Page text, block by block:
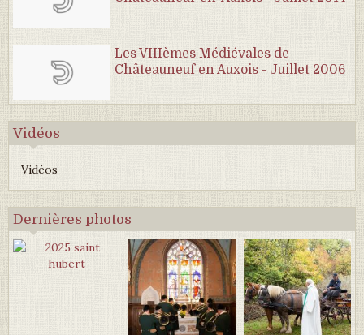
Les VIIIèmes Médiévales de
Châteauneuf en Auxois - Juillet 2006
Vidéos
Vidéos
Dernières photos